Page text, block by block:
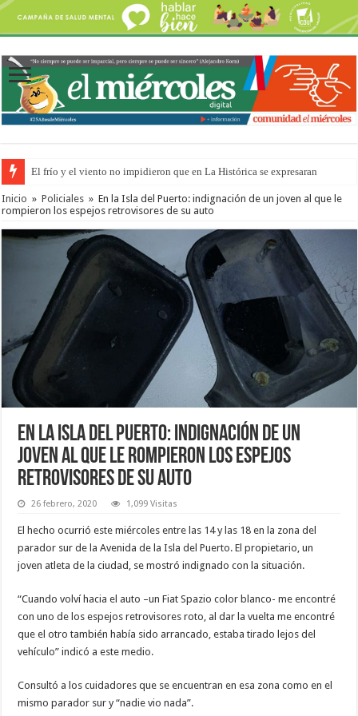
El frío y el viento no impidieron que en La Histórica se expresaran
Inicio » Policiales » En la Isla del Puerto: indignación de un joven al que le
rompieron los espejos retrovisores de su auto
En la Isla del Puerto: indignación de un
joven al que le rompieron los espejos
retrovisores de su auto
26 febrero, 2020 1,099 Visitas
El hecho ocurrió este miércoles entre las 14 y las 18 en la zona del
parador sur de la Avenida de la Isla del Puerto. El propietario, un
joven atleta de la ciudad, se mostró indignado con la situación.
“Cuando volví hacia el auto –un Fiat Spazio color blanco- me encontré
con uno de los espejos retrovisores roto, al dar la vuelta me encontré
que el otro también había sido arrancado, estaba tirado lejos del
vehículo” indicó a este medio.
Consultó a los cuidadores que se encuentran en esa zona como en el
mismo parador sur y “nadie vio nada”.